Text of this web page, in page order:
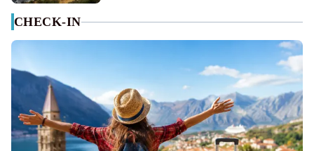
CHECK-IN